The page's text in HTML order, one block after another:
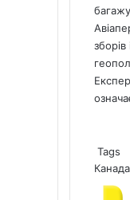
Tags
Канада